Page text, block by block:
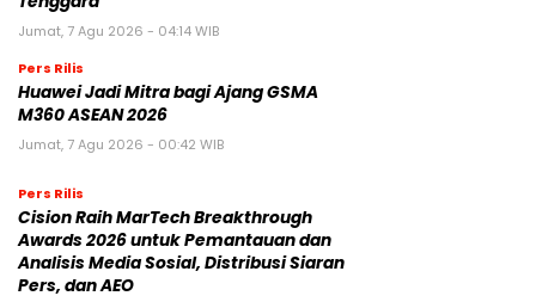
Jumat, 7 Agu 2026 - 04:14 WIB
Pers Rilis
Huawei Jadi Mitra bagi Ajang GSMA
M360 ASEAN 2026
Jumat, 7 Agu 2026 - 00:42 WIB
Pers Rilis
Cision Raih MarTech Breakthrough
Awards 2026 untuk Pemantauan dan
Analisis Media Sosial, Distribusi Siaran
Pers, dan AEO